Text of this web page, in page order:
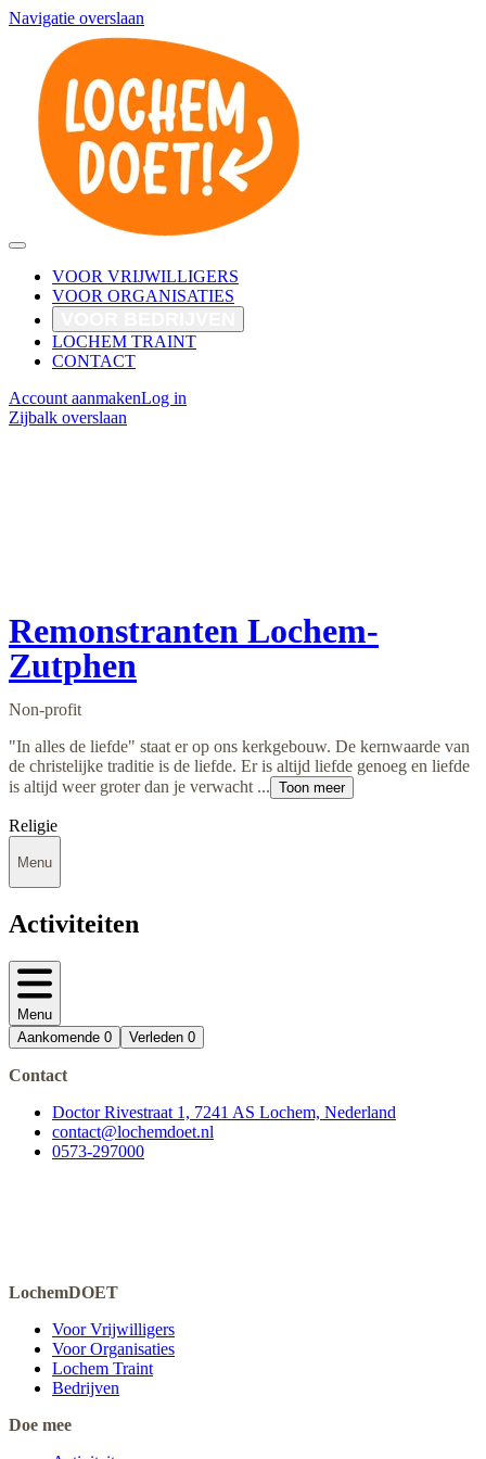
Navigatie overslaan
VOOR VRIJWILLIGERS
VOOR ORGANISATIES
LOCHEM TRAINT
CONTACT
Account aanmakenLog in
Zijbalk overslaan
Remonstranten Lochem-
Zutphen
Non-profit
"In alles de liefde" staat er op ons kerkgebouw. De kernwaarde van
de christelijke traditie is de liefde. Er is altijd liefde genoeg en liefde
is altijd weer groter dan je verwacht ... Toon meer
Religie
Menu
Activiteiten
Menu
Aankomende 0 Verleden 0
Contact
Doctor Rivestraat 1, 7241 AS Lochem, Nederland
contact@lochemdoet.nl
0573-297000
LochemDOET
Voor Vrijwilligers
Voor Organisaties
Lochem Traint
Bedrijven
Doe mee